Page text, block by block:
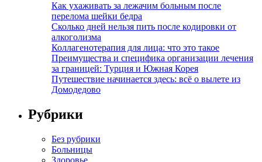
Как ухаживать за лежачим больным после
перелома шейки бедра
Сколько дней нельзя пить после кодировки от
алкоголизма
Коллагенотерапия для лица: что это такое
Преимущества и специфика организации лечения
за границей: Турция и Южная Корея
Путешествие начинается здесь: всё о вылете из
Домодедово
Рубрики
Без рубрики
Больницы
Здоровье